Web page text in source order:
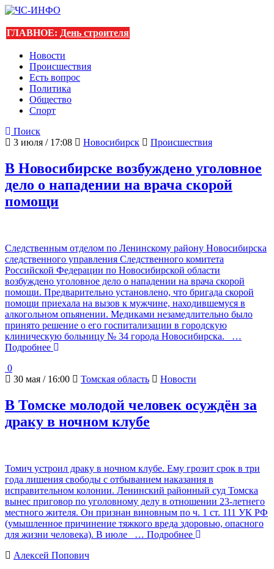
ГЛАВНОЕ: День строителя
Новости
Происшествия
Есть вопрос
Политика
Общество
Спорт
Поиск
3 июля / 17:08
Новосибирск Происшествия
В Новосибирске возбуждено уголовное
дело о нападении на врача скорой
помощи
Следственным отделом по Ленинскому району Новосибирска
следственного управления Следственного комитета
Российской Федерации по Новосибирской области
возбуждено уголовное дело о нападении на врача скорой
помощи. Предварительно установлено, что бригада скорой
помощи приехала на вызов к мужчине, находившемуся в
алкогольном опьянении. Медиками незамедлительно было
принято решение о его госпитализации в городскую
клиническую больницу № 34 города Новосибирска.
…
Подробнее
0
30 мая / 16:00
Томская область Новости
В Томске молодой человек осуждён за
драку в ночном клубе
Томич устроил драку в ночном клубе. Ему грозит срок в три
года лишения свободы с отбыванием наказания в
исправительном колонии. Ленинский районный суд Томска
вынес приговор по уголовному делу в отношении 23-летнего
местного жителя. Он признан виновным по ч. 1 ст. 111 УК РФ
(умышленное причинение тяжкого вреда здоровью, опасного
для жизни человека). В июле
… Подробнее
Алексей Попович